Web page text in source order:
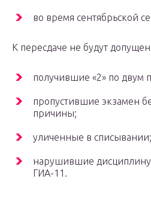
во время сентябрьской
К пересдаче не будут
получившие «2» по двум
пропустившие экзамен
причины;
уличенные в списывании;
нарушившие дисциплину
ГИА-11.